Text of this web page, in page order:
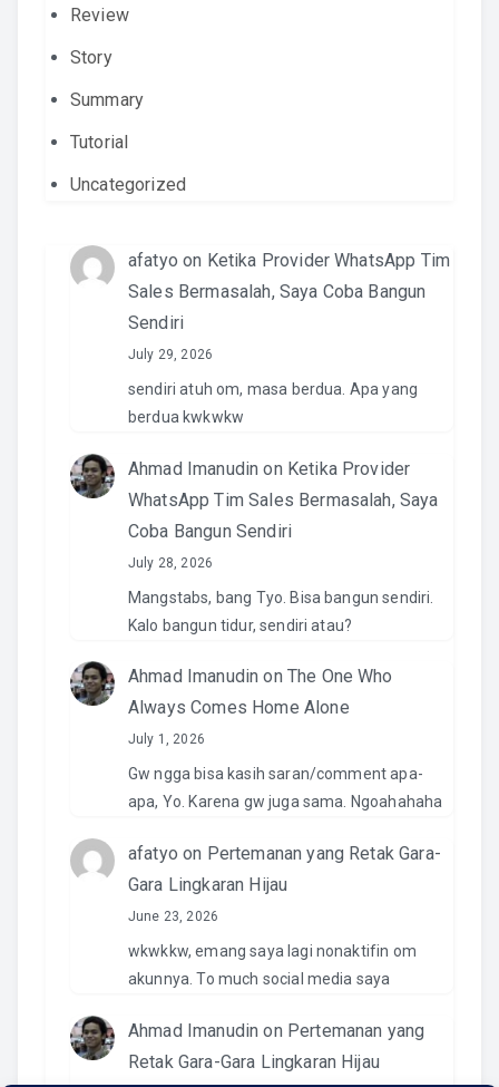
Review
Story
Summary
Tutorial
Uncategorized
afatyo on Ketika Provider WhatsApp Tim
Sales Bermasalah, Saya Coba Bangun
Sendiri
July 29, 2026
sendiri atuh om, masa berdua. Apa yang
berdua kwkwkw
Ahmad Imanudin on Ketika Provider
WhatsApp Tim Sales Bermasalah, Saya
Coba Bangun Sendiri
July 28, 2026
Mangstabs, bang Tyo. Bisa bangun sendiri.
Kalo bangun tidur, sendiri atau?
Ahmad Imanudin on The One Who
Always Comes Home Alone
July 1, 2026
Gw ngga bisa kasih saran/comment apa-
apa, Yo. Karena gw juga sama. Ngoahahaha
afatyo on Pertemanan yang Retak Gara-
Gara Lingkaran Hijau
June 23, 2026
wkwkkw, emang saya lagi nonaktifin om
akunnya. To much social media saya
Ahmad Imanudin on Pertemanan yang
Retak Gara-Gara Lingkaran Hijau